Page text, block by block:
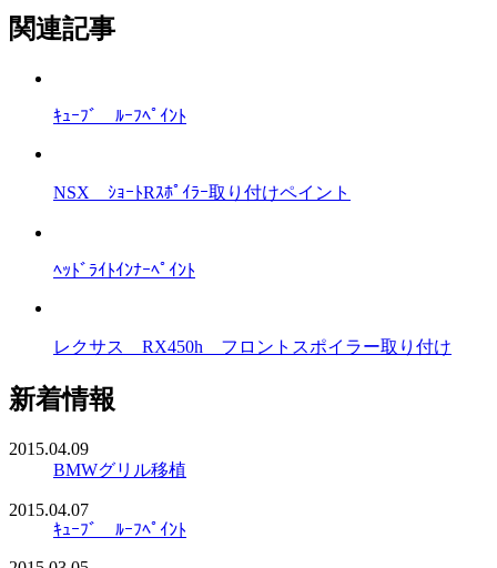
関連記事
ｷｭｰﾌﾞ ﾙｰﾌﾍﾟｲﾝﾄ
NSX ｼｮｰﾄRｽﾎﾟｲﾗｰ取り付けペイント
ﾍｯﾄﾞﾗｲﾄｲﾝﾅｰﾍﾟｲﾝﾄ
レクサス RX450h フロントスポイラー取り付け
新着情報
2015.04.09
BMWグリル移植
2015.04.07
ｷｭｰﾌﾞ ﾙｰﾌﾍﾟｲﾝﾄ